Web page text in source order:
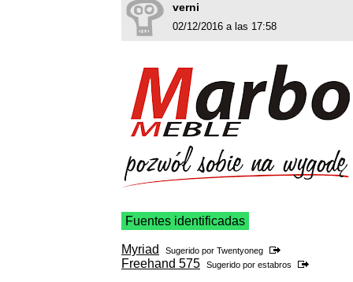
verni
02/12/2016 a las 17:58
Fuentes identificadas
Myriad Sugerido por Twentyoneg
Freehand 575 Sugerido por estabros